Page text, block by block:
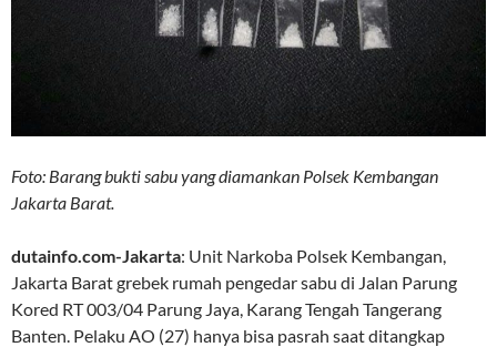
Foto: Barang bukti sabu yang diamankan Polsek Kembangan
Jakarta Barat.
dutainfo.com-Jakarta: Unit Narkoba Polsek Kembangan,
Jakarta Barat grebek rumah pengedar sabu di Jalan Parung
Kored RT 003/04 Parung Jaya, Karang Tengah Tangerang
Banten. Pelaku AO (27) hanya bisa pasrah saat ditangkap